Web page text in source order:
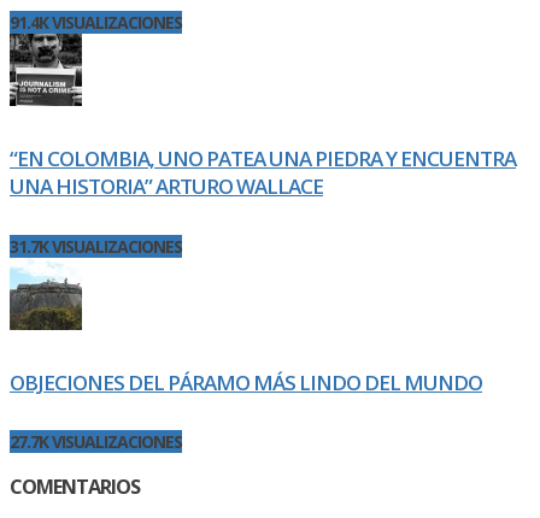
91.4K VISUALIZACIONES
“EN COLOMBIA, UNO PATEA UNA PIEDRA Y ENCUENTRA
UNA HISTORIA” ARTURO WALLACE
31.7K VISUALIZACIONES
OBJECIONES DEL PÁRAMO MÁS LINDO DEL MUNDO
27.7K VISUALIZACIONES
COMENTARIOS